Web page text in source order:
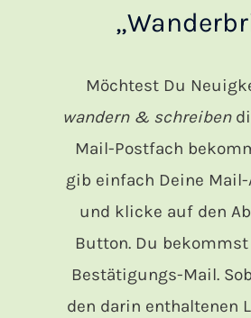
Möchtest Du
wandern & schreiben
Mail-Postfach
gib einfach Deine
und klicke auf den
Button. Du
Bestätigungs-Mail.
den darin enthaltenen